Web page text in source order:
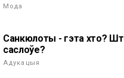
Мода
Санкюлоты - гэта хто?
саслоўе?
Адукацыя